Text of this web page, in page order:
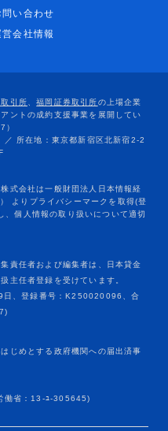
問い合わせ
営会社情報
責任者および編集者は、日本貸金
主任者登録を受けています。
日、登録番号：K250020096、合
じめとする政府機関への届出済事
働省：13-ﾕ-305645)